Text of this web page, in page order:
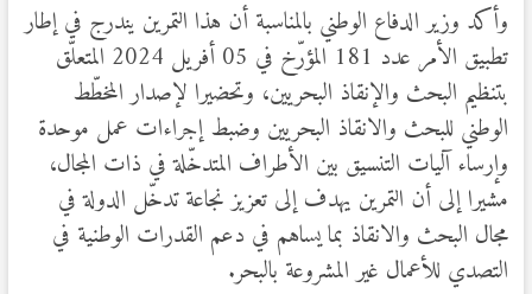
وأكد وزير الدفاع الوطني بالمناسبة أن هذا التمرين يندرج في إطار
تطبيق الأمر عدد 181 المؤرّخ في 05 أفريل 2024 المتعلّق
بتنظيم البحث والإنقاذ البحريين، وتحضيرا لإصدار المخطّط
الوطني للبحث والانقاذ البحريين وضبط إجراءات عمل موحدة
وإرساء آليات التنسيق بين الأطراف المتدخّلة في ذات المجال،
مشيرا إلى أن التمرين يهدف إلى تعزيز نجاعة تدخّل الدولة في
مجال البحث والانقاذ بما يساهم في دعم القدرات الوطنية في
التصدي للأعمال غير المشروعة بالبحر.